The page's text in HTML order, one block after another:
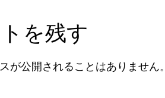
を残す
が公開されることはありません。